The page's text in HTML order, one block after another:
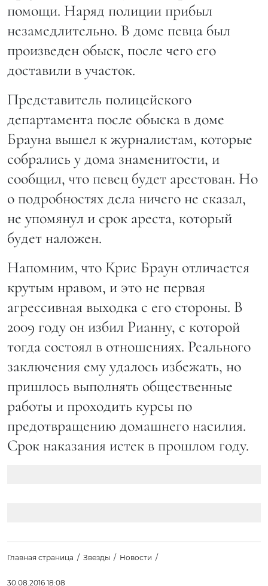
помощи. Наряд полиции прибыл
незамедлительно. В доме певца был
произведен обыск, после чего его
доставили в участок.
Представитель полицейского
департамента после обыска в доме
Брауна вышел к журналистам, которые
собрались у дома знаменитости, и
сообщил, что певец будет арестован. Но
о подробностях дела ничего не сказал,
не упомянул и срок ареста, который
будет наложен.
Напомним, что Крис Браун отличается
крутым нравом, и это не первая
агрессивная выходка с его стороны. В
2009 году он избил Рианну, с которой
тогда состоял в отношениях. Реального
заключения ему удалось избежать, но
пришлось выполнять общественные
работы и проходить курсы по
предотвращению домашнего насилия.
Срок наказания истек в прошлом году.
Главная страница Звезды Новости
30.08.2016 18:08